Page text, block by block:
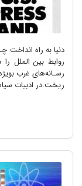
دنیا‌ به راه انداخت
روابط بین الملل
رسـانه‌های غرب‌ بویژه
ریخت.در ادبیات